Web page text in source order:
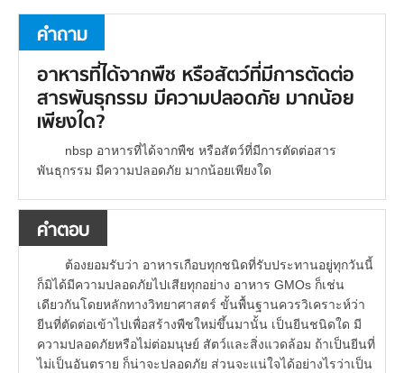
คำถาม
อาหารที่ได้จากพืช หรือสัตว์ที่มีการตัดต่อ
สารพันธุกรรม มีความปลอดภัย มากน้อย
เพียงใด?
nbsp อาหารที่ได้จากพืช หรือสัตว์ที่มีการตัดต่อสาร
พันธุกรรม มีความปลอดภัย มากน้อยเพียงใด
คำตอบ
ต้องยอมรับว่า อาหารเกือบทุกชนิดที่รับประทานอยู่ทุกวันนี้
ก็มิได้มีความปลอดภัยไปเสียทุกอย่าง อาหาร GMOs ก็เช่น
เดียวกันโดยหลักทางวิทยาศาสตร์ ขั้นพื้นฐานควรวิเคราะห์ว่า
ยีนที่ตัดต่อเข้าไปเพื่อสร้างพืชใหม่ขึ้นมานั้น เป็นยีนชนิดใด มี
ความปลอดภัยหรือไม่ต่อมนุษย์ สัตว์และสิ่งแวดล้อม ถ้าเป็นยีนที่
ไม่เป็นอันตราย ก็น่าจะปลอดภัย ส่วนจะแน่ใจได้อย่างไรว่าเป็น